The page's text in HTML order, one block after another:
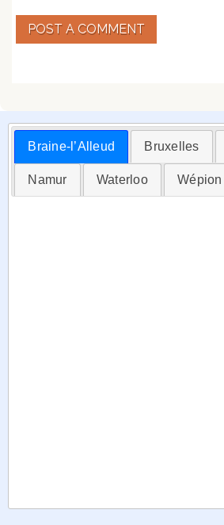
POST A COMMENT
Braine-l’Alleud Bruxelles
Namur Waterloo Wépion